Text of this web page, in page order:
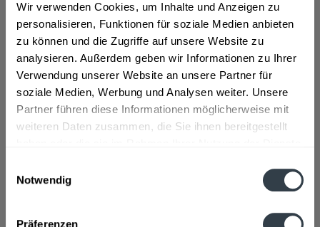
Wir verwenden Cookies, um Inhalte und Anzeigen zu
personalisieren, Funktionen für soziale Medien anbieten
zu können und die Zugriffe auf unsere Website zu
analysieren. Außerdem geben wir Informationen zu Ihrer
Verwendung unserer Website an unsere Partner für
soziale Medien, Werbung und Analysen weiter. Unsere
Partner führen diese Informationen möglicherweise mit
weiteren Daten zusammen, die Sie ihnen bereitgestellt
Notwendig
Präferenzen
MEHRWEG
+2,40 € Pfand
In den Warenkorb
Artikel-Nr.:
26052
Verfügbar in: